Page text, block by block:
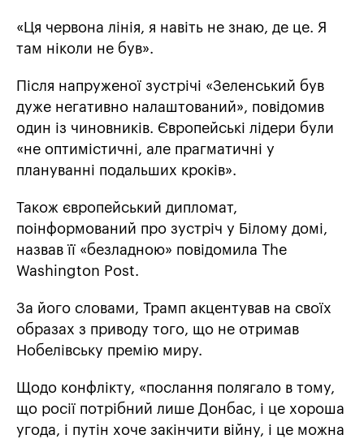
«Ця червона лінія, я навіть не знаю, де це. Я
там ніколи не був».
Після напруженої зустрічі «Зеленський був
дуже негативно налаштований», повідомив
один із чиновників. Європейські лідери були
«не оптимістичні, але прагматичні у
плануванні подальших кроків».
Також європейський дипломат,
поінформований про зустріч у Білому домі,
назвав її «безладною» повідомила The
Washington Post.
За його словами, Трамп акцентував на своїх
образах з приводу того, що не отримав
Нобелівську премію миру.
Щодо конфлікту, «послання полягало в тому,
що росії потрібний лише Донбас, і це хороша
угода, і путін хоче закінчити війну, і це можна